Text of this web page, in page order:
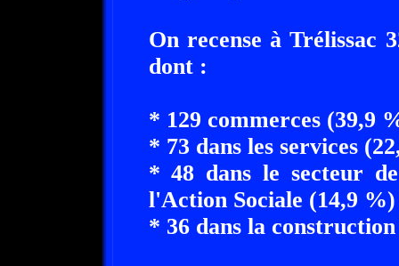
On recense à Trélissac
dont :
* 129 commerces (39,9
* 73 dans les services
* 48 dans le secteur
l'Action Sociale (14,9 %)
* 36 dans la